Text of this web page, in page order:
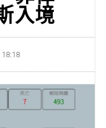
入境
18:18